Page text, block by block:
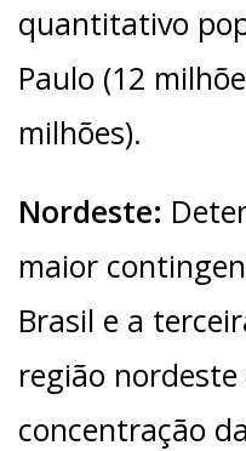
quantitativo
Paulo (12
milhões).
Nordeste:
maior
Brasil e a
região
concentração